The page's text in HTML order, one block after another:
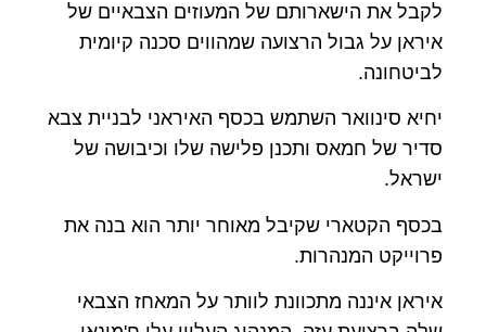
לקבל את הישארותם של המעוזים הצבאיים של
איראן על גבול הרצועה שמהווים סכנה קיומית
לביטחונה.
יחיא סינוואר השתמש בכסף האיראני לבניית צבא
סדיר של חמאס ותכנן פלישה שלו וכיבושה של
ישראל.
בכסף הקטארי שקיבל מאוחר יותר הוא בנה את
פרוייקט המנהרות.
איראן איננה מתכוונת לוותר על המאחז הצבאי